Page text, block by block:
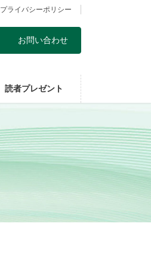
プライバシーポリシー
お問い合わせ
読者プレゼント